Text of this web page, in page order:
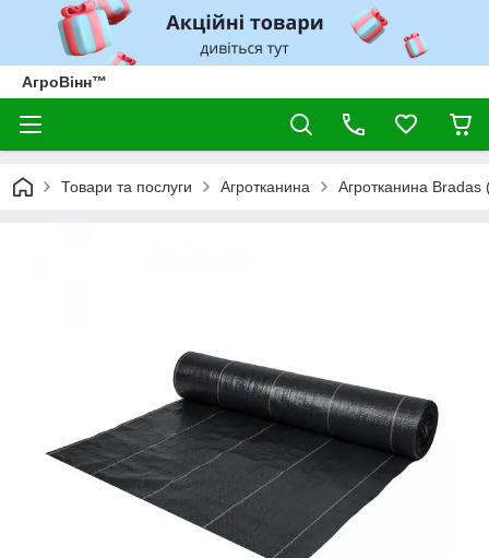
АгроВінн™
Товари та послуги Агротканина Агротканина